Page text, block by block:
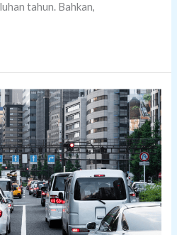
tahun. Bahkan,